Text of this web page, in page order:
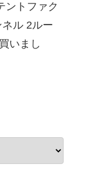
ントファク
ネル 2ルー
いまし